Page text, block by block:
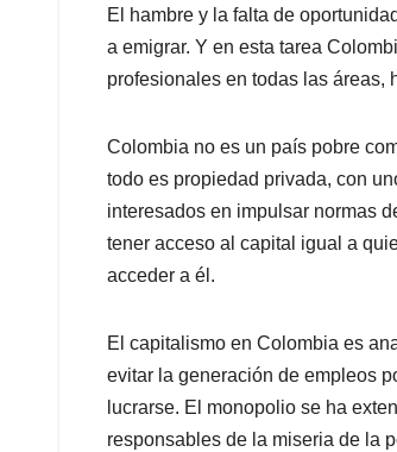
El hambre y la falta de
a emigrar. Y en esta tarea
profesionales en todas las áreas,
Colombia no es un país pobre
todo es propiedad privada, con
interesados en impulsar normas
tener acceso al capital igual a
acceder a él.
El capitalismo en Colombia es
evitar la generación de empleos
lucrarse. El monopolio se ha
responsables de la miseria de la